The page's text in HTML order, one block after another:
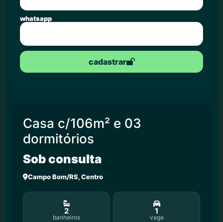
whatsapp
cadastrar
Casa c/106m² e 03
dormitórios
Sob consulta
Campo Bom/RS, Centro
2
banheiros
1
vaga